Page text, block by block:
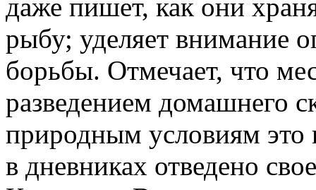
даже пишет, как они
рыбу; уделяет внимание
борьбы. Отмечает, что
разведением домашнего
природным условиям
в дневниках отведено